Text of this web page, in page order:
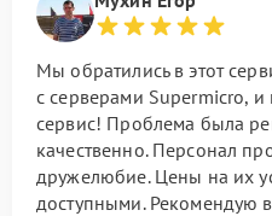
Мы обратились в этот
с серверами Supermicro,
сервис! Проблема была
качественно. Персонал
дружелюбие. Цены на их
доступными. Рекомендую